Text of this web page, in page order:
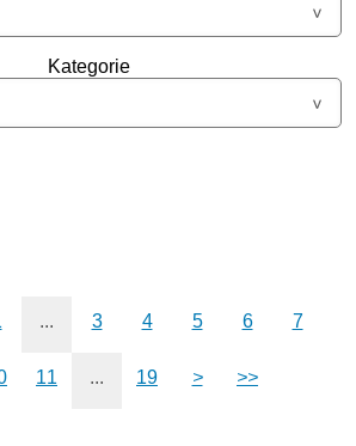
Kategorie
... 3 4 5 6 7
11 ... 19 > >>